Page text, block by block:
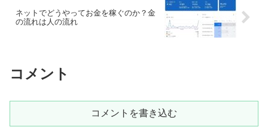
ネットでどうやってお金を稼ぐのか？金
の流れは人の流れ
コメント
コメントを書き込む